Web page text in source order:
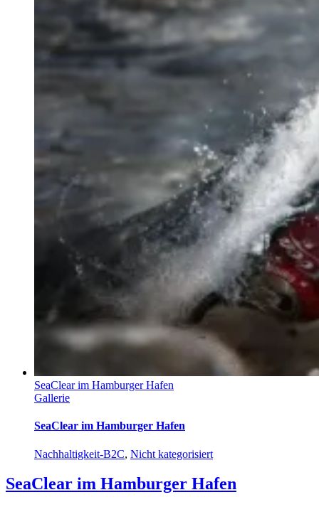
SeaClear im Hamburger Hafen
Gallerie
SeaClear im Hamburger Hafen
Nachhaltigkeit-B2C, Nicht kategorisiert
SeaClear im Hamburger Hafen